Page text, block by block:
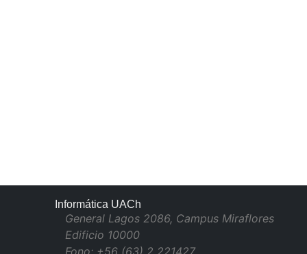
Informática UACh
General Lagos 2086, Campus Miraflores
Edificio 10000
Fono: +56 (63) 2 221427